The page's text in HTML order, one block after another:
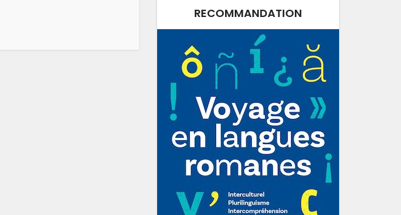
RECOMMANDATION